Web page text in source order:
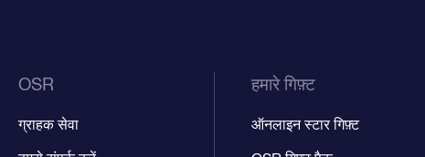
OSR
ग्राहक सेवा
हमारे गिफ़्ट
ऑनलाइन स्टार गिफ़्ट